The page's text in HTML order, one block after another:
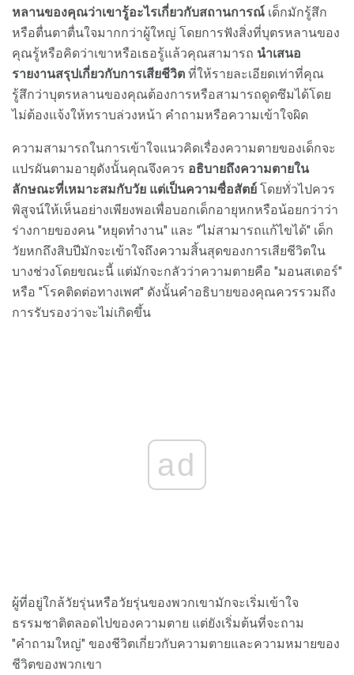
หลานของคุณว่าเขารู้อะไรเกี่ยวกับสถานการณ์ เด็กมักรู้สึก
หรือตื่นตาตื่นใจมากกว่าผู้ใหญ่ โดยการฟังสิ่งที่บุตรหลานของ
คุณรู้หรือคิดว่าเขาหรือเธอรู้แล้วคุณสามารถ นำเสนอ
รายงานสรุปเกี่ยวกับการเสียชีวิต ที่ให้รายละเอียดเท่าที่คุณ
รู้สึกว่าบุตรหลานของคุณต้องการหรือสามารถดูดซึมได้โดย
ไม่ต้องแจ้งให้ทราบล่วงหน้า คำถามหรือความเข้าใจผิด
ความสามารถในการเข้าใจแนวคิดเรื่องความตายของเด็กจะ
แปรผันตามอายุดังนั้นคุณจึงควร อธิบายถึงความตายใน
ลักษณะที่เหมาะสมกับวัย แต่เป็นความซื่อสัตย์ โดยทั่วไปควร
พิสูจน์ให้เห็นอย่างเพียงพอเพื่อบอกเด็กอายุหกหรือน้อยกว่าว่า
ร่างกายของคน "หยุดทำงาน" และ "ไม่สามารถแก้ไขได้" เด็ก
วัยหกถึงสิบปีมักจะเข้าใจถึงความสิ้นสุดของการเสียชีวิตใน
บางช่วงโดยขณะนี้ แต่มักจะกลัวว่าความตายคือ "มอนสเตอร์"
หรือ "โรคติดต่อทางเพศ" ดังนั้นคำอธิบายของคุณควรรวมถึง
การรับรองว่าจะไม่เกิดขึ้น
ad
ผู้ที่อยู่ใกล้วัยรุ่นหรือวัยรุ่นของพวกเขามักจะเริ่มเข้าใจ
ธรรมชาติตลอดไปของความตาย แต่ยังเริ่มต้นที่จะถาม
"คำถามใหญ่" ของชีวิตเกี่ยวกับความตายและความหมายของ
ชีวิตของพวกเขา